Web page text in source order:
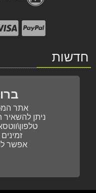
חדשות
אתר
ניתן להשאיר
טלפון\ווטסאפ
זמינים א-ה
אפשר